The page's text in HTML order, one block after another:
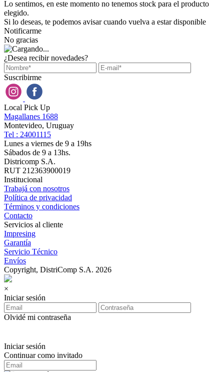
Lo sentimos, en este momento no tenemos stock para el producto
elegido.
Si lo deseas, te podemos avisar cuando vuelva a estar disponible
Notificarme
No gracias
¿Desea recibir novedades?
Suscribirme
Local Pick Up
Magallanes 1688
Montevideo, Uruguay
Tel : 24001115
Lunes a viernes de 9 a 19hs
Sábados de 9 a 13hs.
Districomp S.A.
RUT 212363900019
Institucional
Trabajá con nosotros
Política de privacidad
Términos y condiciones
Contacto
Servicios al cliente
Impresing
Garantía
Servicio Técnico
Envíos
Copyright, DistriComp S.A. 2026
×
Iniciar sesión
Olvidé mi contraseña
Iniciar sesión
Continuar como invitado